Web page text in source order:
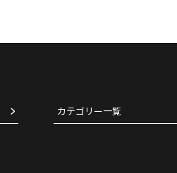
カテゴリー一覧